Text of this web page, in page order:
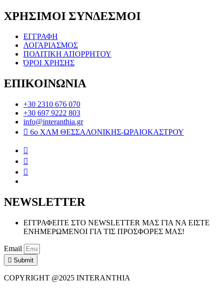
ΧΡΗΣΙΜΟΙ ΣΥΝΔΕΣΜΟΙ
ΕΓΓΡΑΦΗ
ΛΟΓΑΡΙΑΣΜΟΣ
ΠΟΛΙΤΙΚΗ ΑΠΟΡΡΗΤΟΥ
ΌΡΟΙ ΧΡΗΣΗΣ
ΕΠΙΚΟΙΝΩΝΙΑ
+30 2310 676 070
+30 697 9222 803
info@interanthia.gr
6ο ΧΛΜ ΘΕΣΣΑΛΟΝΙΚΗΣ-ΩΡΑΙΟΚΑΣΤΡΟΥ
NEWSLETTER
ΕΓΓΡΑΦΕΙΤΕ ΣΤΟ NEWSLETTER ΜΑΣ ΓΙΑ ΝΑ ΕΙΣΤΕ
ΕΝΗΜΕΡΩΜΕΝΟΙ ΓΙΑ ΤΙΣ ΠΡΟΣΦΟΡΕΣ ΜΑΣ!
Email
Submit
COPYRIGHT @2025 INTERANTHIA